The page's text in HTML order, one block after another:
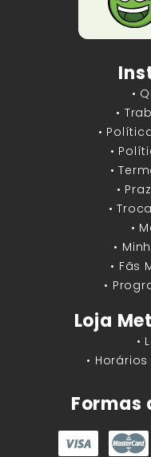
•
•
•
•
•
•
•
•
•
• Fãs
•
Loja
•
•
Formas